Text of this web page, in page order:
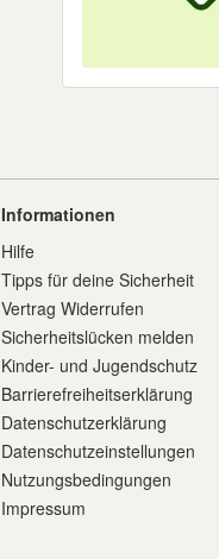
Informationen
Hilfe
Tipps für deine Sicherheit
Vertrag Widerrufen
Sicherheitslücken melden
Kinder- und Jugendschutz
Barrierefreiheitserklärung
Datenschutzerklärung
Datenschutzeinstellungen
Nutzungsbedingungen
Impressum